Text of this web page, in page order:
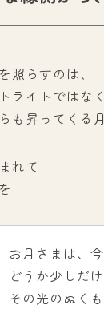
照らすのは、
ライトではなく
も昇ってくる
れて
お月さまは、
どうか少しだ
その光のぬく